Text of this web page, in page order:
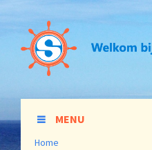
MENU
Home